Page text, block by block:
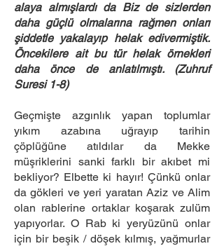
alaya almışlardı da Biz de sizlerden
daha güçlü olmalarına rağmen onları
şiddetle yakalayıp helak edivermiştik.
Öncekilere ait bu tür helak örnekleri
daha önce de anlatılmıştı. (Zuhruf
Suresi 1-8)
Geçmişte azgınlık yapan toplumlar
yıkım azabına uğrayıp tarihin
çöplüğüne atıldılar da Mekke
müşriklerini sanki farklı bir akıbet mi
bekliyor? Elbette ki hayır! Çünkü onlar
da gökleri ve yeri yaratan Aziz ve Alim
olan rablerine ortaklar koşarak zulüm
yapıyorlar. O Rab ki yeryüzünü onlar
için bir beşik / döşek kılmış, yağmurlar